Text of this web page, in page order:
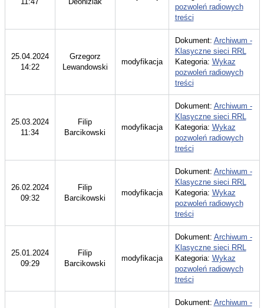
pozwoleń radiowych
treści
25.04.2024
14:22
Grzegorz
Lewandowski
modyfikacja
Dokument: Archiwum -
Klasyczne sieci RRL
Kategoria: Wykaz
pozwoleń radiowych
treści
25.03.2024
11:34
Filip
Barcikowski
modyfikacja
Dokument: Archiwum -
Klasyczne sieci RRL
Kategoria: Wykaz
pozwoleń radiowych
treści
26.02.2024
09:32
Filip
Barcikowski
modyfikacja
Dokument: Archiwum -
Klasyczne sieci RRL
Kategoria: Wykaz
pozwoleń radiowych
treści
25.01.2024
09:29
Filip
Barcikowski
modyfikacja
Dokument: Archiwum -
Klasyczne sieci RRL
Kategoria: Wykaz
pozwoleń radiowych
treści
Dokument: Archiwum -